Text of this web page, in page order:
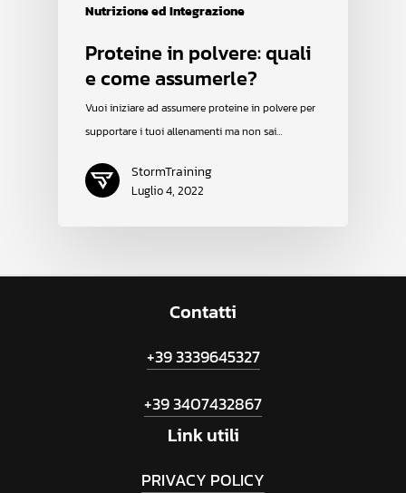
Nutrizione ed Integrazione
Proteine in polvere: quali
e come assumerle?
Vuoi iniziare ad assumere proteine in polvere per
supportare i tuoi allenamenti ma non sai…
StormTraining
Luglio 4, 2022
Contatti
+39 3339645327
+39 3407432867
Linkutili
PRIVACY POLICY